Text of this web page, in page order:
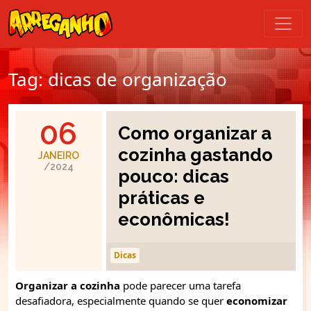
Tag:dicas de organização
06
JANEIRO
/2024
Como organizar a
cozinha gastando
pouco: dicas
práticas e
econômicas!
Dicas
Organizar a cozinha pode parecer uma tarefa
desafiadora, especialmente quando se quer economizar